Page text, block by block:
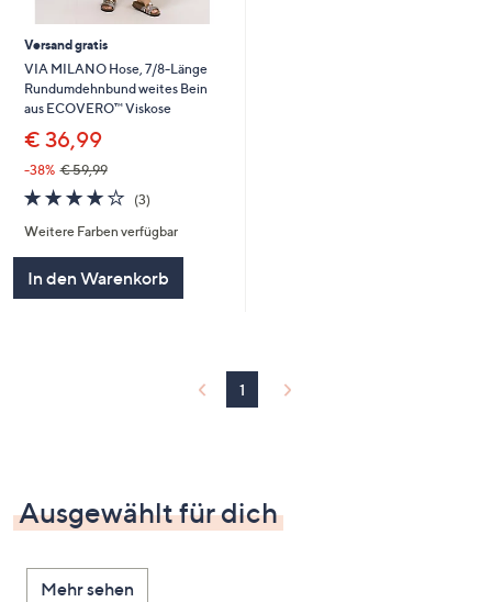
Versand gratis
VIA MILANO Hose, 7/8-Länge
Rundumdehnbund weites Bein
aus ECOVERO™ Viskose
€ 36,99
-38% € 59,99
3.7
von
5
(3)3
Weitere Farben verfügbar
In den Warenkorb
1
Ausgewählt für dich
Mehr sehen